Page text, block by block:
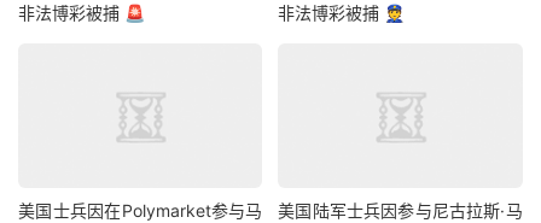
非法博彩被捕 🚨
非法博彩被捕 👮
美国士兵因在Polymarket参与马
美国陆军士兵因参与尼古拉斯·马